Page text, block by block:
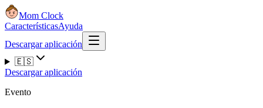
Mom Clock
CaracterísticasAyuda
Descargar aplicación
🇪🇸
Descargar aplicación
Evento